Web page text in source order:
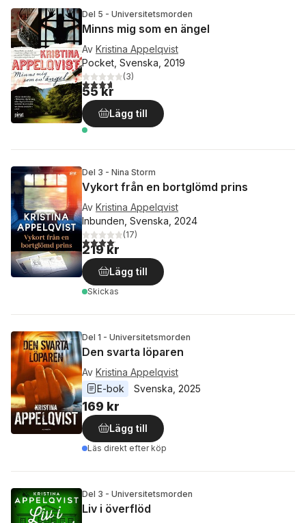
Del 5 - Universitetsmorden
Minns mig som en ängel
Av Kristina Appelqvist
Pocket, Svenska, 2019
3,7utav 5 stjärnor. Totalt antal röster:
(3)
55 kr
Lägg till
Del 3 - Nina Storm
Vykort från en bortglömd prins
Av Kristina Appelqvist
Inbunden, Svenska, 2024
4,1utav 5 stjärnor. Totalt antal röster:
(17)
219 kr
Lägg till
Skickas
Del 1 - Universitetsmorden
Den svarta löparen
Av Kristina Appelqvist
E-bok
Svenska 2025
169 kr
Lägg till
Läs direkt efter köp
Del 3 - Universitetsmorden
Liv i överflöd